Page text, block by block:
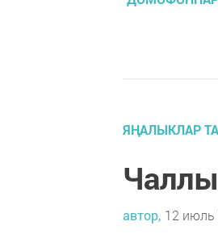
ЯҢАЛЫКЛАР
автор, 12 июль